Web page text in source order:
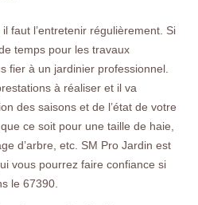
faut l’entretenir régulièrement. Si
temps pour les travaux
fier à un jardinier professionnel.
à réaliser et il va
des saisons et de l’état de votre
ce soit pour une taille de haie,
d’arbre, etc. SM Pro Jardin est
vous pourrez faire confiance si
le 67390.